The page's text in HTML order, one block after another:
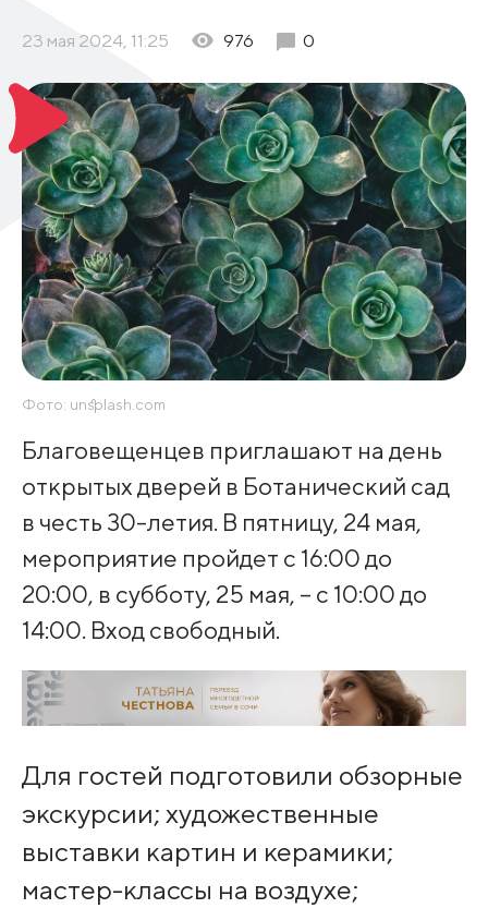
23 мая 2024, 11:25 976 0
Фото: unsplash.com
Благовещенцев приглашают на день
открытых дверей в Ботанический сад
в честь 30-летия. В пятницу, 24 мая,
мероприятие пройдет с 16:00 до
20:00, в субботу, 25 мая, – с 10:00 до
14:00. Вход свободный.
Для гостей подготовили обзорные
экскурсии; художественные
выставки картин и керамики;
мастер-классы на воздухе;